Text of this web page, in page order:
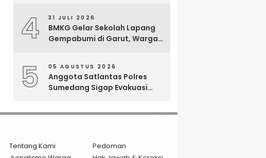
Tomage, Fakfak
4 31 JULI 2026
BMKG Gelar Sekolah Lapang
Gempabumi di Garut, Warga
5 05 AGUSTUS 2026
Anggota Satlantas Polres
Sumedang Sigap Evakuasi
Tentang Kami
Pedoman